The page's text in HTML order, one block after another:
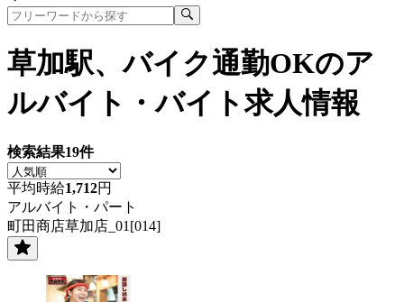
草加駅、バイク通勤OKのア
ルバイト・バイト求人情報
検索結果19件
平均時給1,712円
アルバイト・パート
町田商店草加店_01[014]